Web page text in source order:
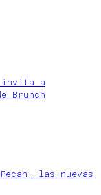
invita a
Brunch
las nuevas